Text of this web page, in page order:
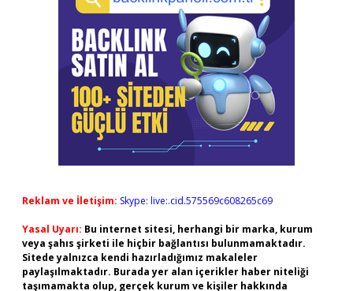
Reklam ve İletişim: Skype: live:.cid.575569c608265c69
Yasal Uyarı: Bu internet sitesi, herhangi bir marka, kurum
veya şahıs şirketi ile hiçbir bağlantısı bulunmamaktadır.
Sitede yalnızca kendi hazırladığımız makaleler
paylaşılmaktadır. Burada yer alan içerikler haber niteliği
taşımamakta olup, gerçek kurum ve kişiler hakkında